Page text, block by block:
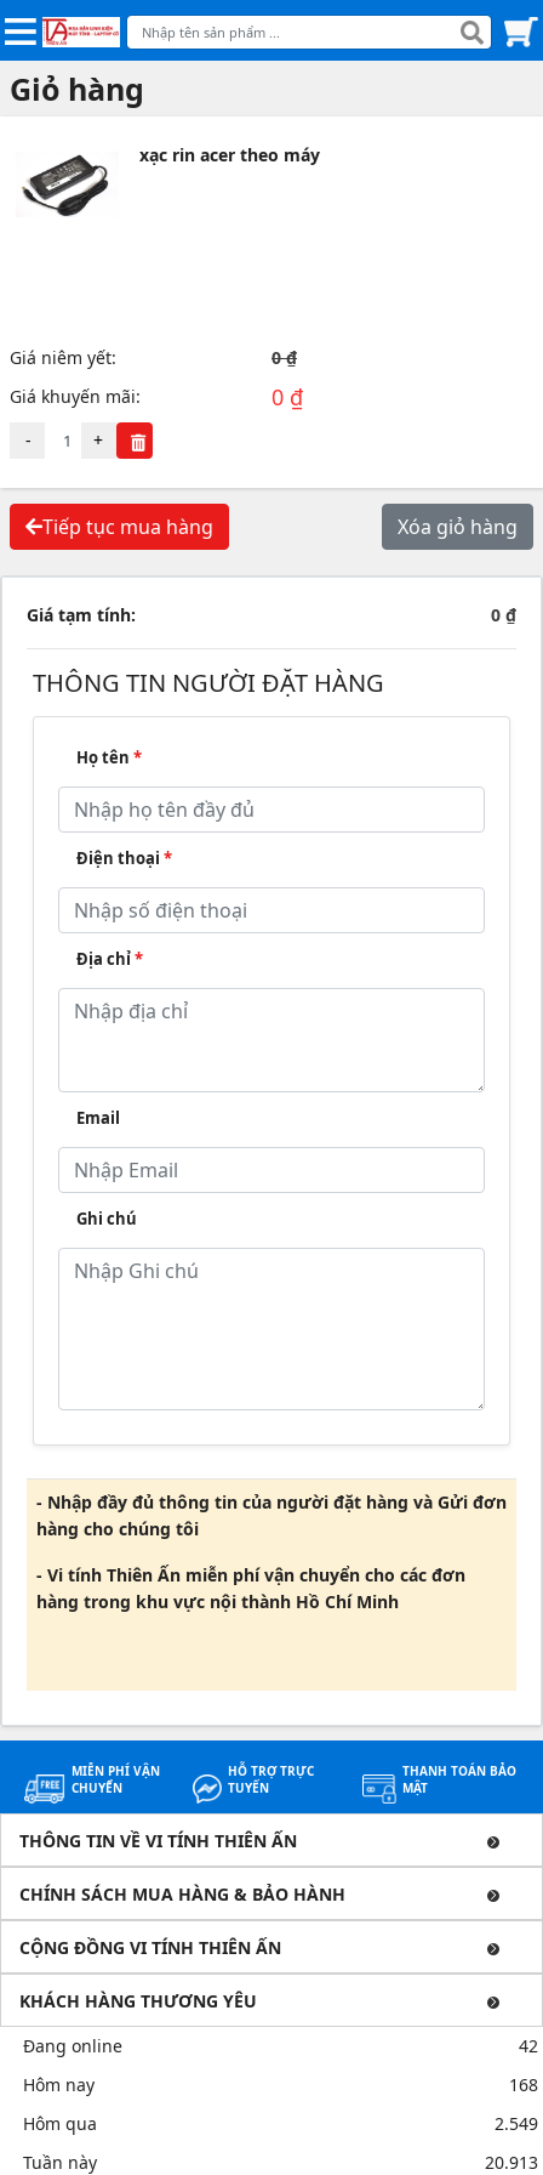
Giỏ hàng
xạc rin acer theo máy
Giá niêm yết:
0 ₫
Giá khuyến mãi:
0 ₫
- +
Tiếp tục mua hàng Xóa giỏ hàng
Giá tạm tính: 0 ₫
THÔNG TIN NGƯỜI ĐẶT HÀNG
Họ tên *
Điện thoại *
Địa chỉ*
Email
Ghi chú
- Nhập đầy đủ thông tin của người đặt hàng và Gửi đơn
hàng cho chúng tôi
- Vi tính Thiên Ấn miễn phí vận chuyển cho các đơn
hàng trong khu vực nội thành Hồ Chí Minh
MIỄN PHÍ VẬN
CHUYỂN
HỖ TRỢ TRỰC
TUYẾN
THANH TOÁN BẢO
MẬT
THÔNG TIN VỀ VI TÍNH THIÊN ẤN
CHÍNH SÁCH MUA HÀNG & BẢO HÀNH
CỘNG ĐỒNG VI TÍNH THIÊN ẤN
KHÁCH HÀNG THƯƠNG YÊU
Đang online
42
Hôm nay
168
Hôm qua
2.549
Tuần này
20.913